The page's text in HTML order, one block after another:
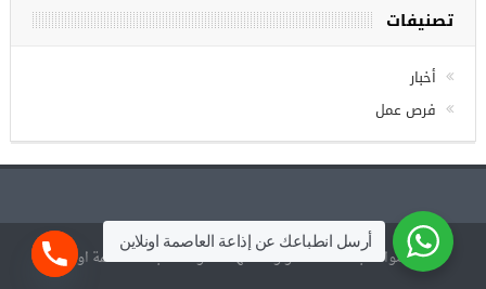
تصنيفات
أخبار
أرسل انطباعك عن إذاعة العاصمة اونلاين